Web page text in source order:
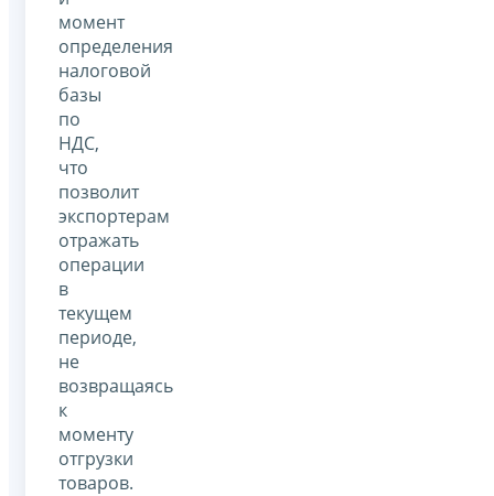
момент
определения
налоговой
базы
по
НДС,
что
позволит
экспортерам
отражать
операции
в
текущем
периоде,
не
возвращаясь
к
моменту
отгрузки
товаров.